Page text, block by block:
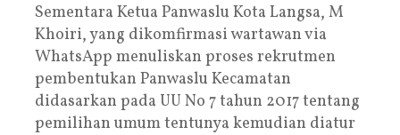
Sementara Ketua Panwaslu Kota Langsa, M
Khoiri, yang dikomfirmasi wartawan via
WhatsApp menuliskan proses rekrutmen
pembentukan Panwaslu Kecamatan
didasarkan pada UU No 7 tahun 2017 tentang
pemilihan umum tentunya kemudian diatur